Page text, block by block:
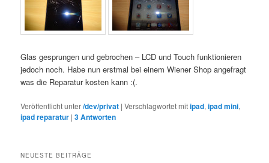
Glas gesprungen und gebrochen – LCD und Touch funktionieren
jedoch noch. Habe nun erstmal bei einem Wiener Shop angefragt
was die Reparatur kosten kann :(.
Veröffentlicht unter/dev/privat |Verschlagwortet mitipad,ipad mini,
ipad reparatur |3Antworten
NEUESTE BEITRÄGE